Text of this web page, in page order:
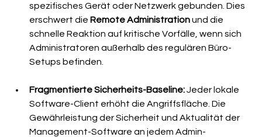
spezifisches Gerät oder Netzwerk gebunden. Dies
erschwert die Remote Administration und die
schnelle Reaktion auf kritische Vorfälle, wenn sich
Administratoren außerhalb des regulären Büro-
Setups befinden.
Fragmentierte Sicherheits-Baseline: Jeder lokale
Software-Client erhöht die Angriffsfläche. Die
Gewährleistung der Sicherheit und Aktualität der
Management-Software an jedem Admin-